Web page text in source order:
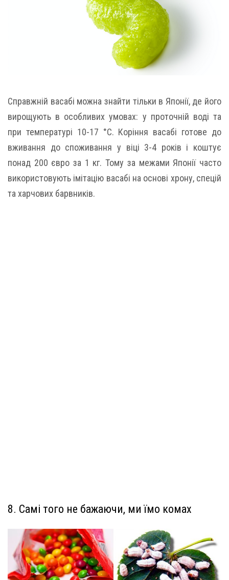
Справжній васабі можна знайти тільки в Японії, де його
вирощують в особливих умовах: у проточній воді та
при температурі 10-17 °C. Коріння васабі готове до
вживання до споживання у віці 3-4 років і коштує
понад 200 євро за 1 кг. Тому за межами Японії часто
використовують імітацію васабі на основі хрону, спецій
та харчових барвників.
8. Самі того не бажаючи, ми їмо комах